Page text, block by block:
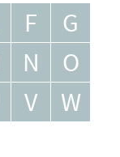
F
G
N
O
V
W